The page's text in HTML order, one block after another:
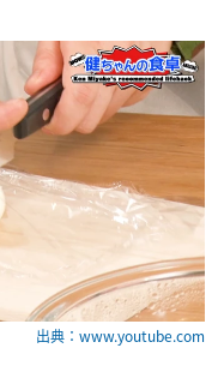
出典：www.youtube.com